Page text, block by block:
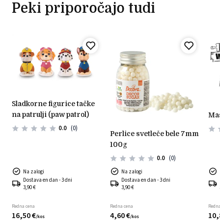
Peki priporočajo tudi
sladkorne figurice tačke
na patrulji (paw patrol)
0.0 (0)
Na zalogi
Dostava en dan - 3 dni
3,90 €
Redna cena
16,50€/kos
perlice svetleče bele 7mm
100g
0.0 (0)
Na zalogi
Dostava en dan - 3 dni
3,90 €
Redna cena
4,60€/kos 10,